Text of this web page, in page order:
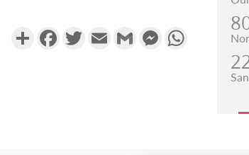
PartagerFacebookTwitterEmail Gmail MessengerWhatsApp